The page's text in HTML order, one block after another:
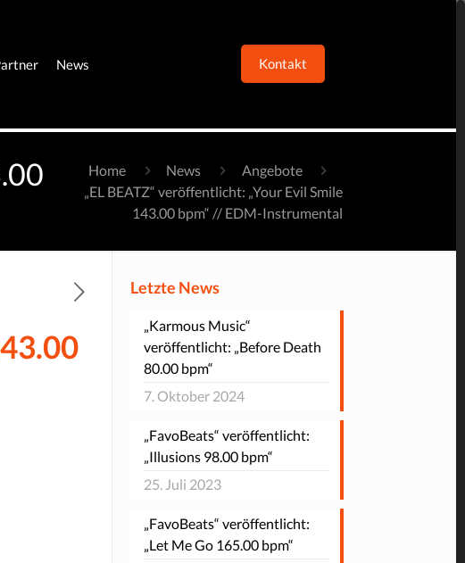
News Kontakt
Home News
Angebote
„EL BEATZ“ veröffentlicht: „Your Evil Smile
143.00 bpm“ // EDM-Instrumental
Letzte News
„Karmous Music“
veröffentlicht: „Before Death
80.00 bpm“
7. Oktober 2024
„FavoBeats“ veröffentlicht:
„Illusions 98.00 bpm“
25. Juli 2023
„FavoBeats“ veröffentlicht:
„Let Me Go 165.00 bpm“